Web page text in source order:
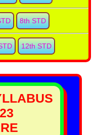
8th STD
12th STD